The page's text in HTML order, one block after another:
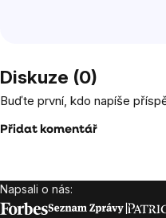
Diskuze (0)
Buďte první, kdo napíše
Přidat komentář
Zápatí
Napsali o nás: